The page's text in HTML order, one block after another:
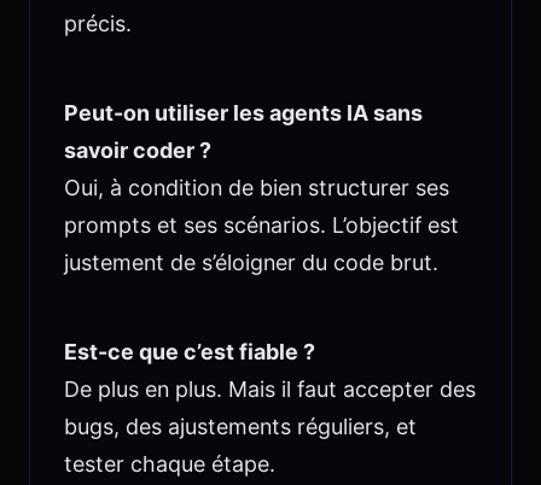
précis.
Peut-on utiliser les agents IA sans
savoir coder ?
Oui, à condition de bien structurer ses
prompts et ses scénarios. L’objectif est
justement de s’éloigner du code brut.
Est-ce que c’est fiable ?
De plus en plus. Mais il faut accepter des
bugs, des ajustements réguliers, et
tester chaque étape.